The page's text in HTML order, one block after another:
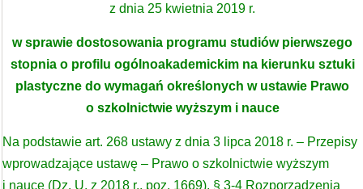
z dnia 25 kwietnia 2019 r.
w sprawie dostosowania programu studiów pierwszego
stopnia o profilu ogólnoakademickim na kierunku sztuki
plastyczne do wymagań określonych w ustawie Prawo
o szkolnictwie wyższym i nauce
Na podstawie art. 268 ustawy z dnia 3 lipca 2018 r. – Przepisy
wprowadzające ustawę – Prawo o szkolnictwie wyższym
i nauce (Dz. U. z 2018 r., poz. 1669), § 3-4 Rozporządzenia